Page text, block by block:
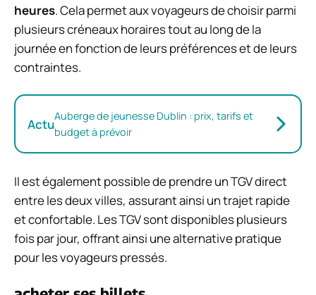
heures. Cela permet aux voyageurs de choisir parmi
plusieurs créneaux horaires tout au long de la
journée en fonction de leurs préférences et de leurs
contraintes.
ActuAuberge de jeunesse Dublin : prix, tarifs et
budget à prévoir
Il est également possible de prendre un TGV direct
entre les deux villes, assurant ainsi un trajet rapide
et confortable. Les TGV sont disponibles plusieurs
fois par jour, offrant ainsi une alternative pratique
pour les voyageurs pressés.